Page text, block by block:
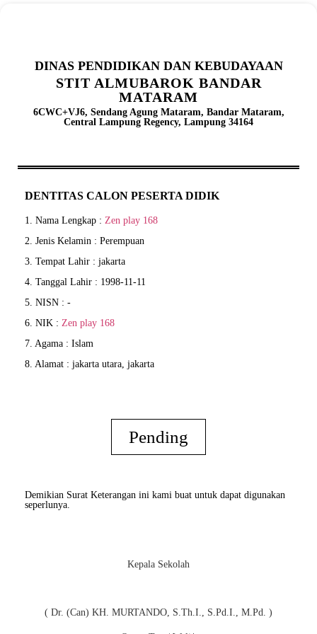
DINAS PENDIDIKAN DAN KEBUDAYAAN
STIT ALMUBAROK BANDAR
MATARAM
6CWC+VJ6, Sendang Agung Mataram, Bandar Mataram,
Central Lampung Regency, Lampung 34164
DENTITAS CALON PESERTA DIDIK
1. Nama Lengkap : Zen play 168
2. Jenis Kelamin : Perempuan
3. Tempat Lahir : jakarta
4. Tanggal Lahir : 1998-11-11
5. NISN : -
6. NIK : Zen play 168
7. Agama : Islam
8. Alamat : jakarta utara, jakarta
Pending
Demikian Surat Keterangan ini kami buat untuk dapat digunakan
seperlunya.
Kepala Sekolah
( Dr. (Can) KH. MURTANDO, S.Th.I., S.Pd.I., M.Pd. )